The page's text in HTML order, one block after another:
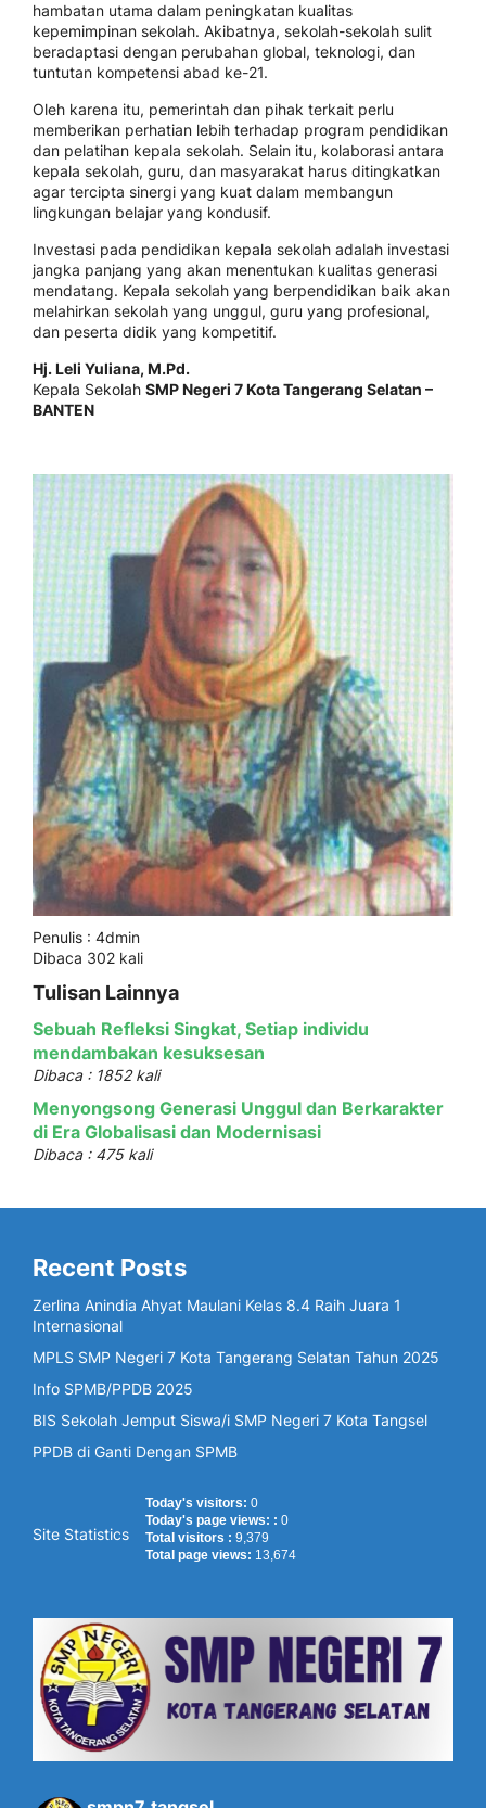
hambatan utama dalam peningkatan kualitas
kepemimpinan sekolah. Akibatnya, sekolah-sekolah sulit
beradaptasi dengan perubahan global, teknologi, dan
tuntutan kompetensi abad ke-21.
Oleh karena itu, pemerintah dan pihak terkait perlu
memberikan perhatian lebih terhadap program pendidikan
dan pelatihan kepala sekolah. Selain itu, kolaborasi antara
kepala sekolah, guru, dan masyarakat harus ditingkatkan
agar tercipta sinergi yang kuat dalam membangun
lingkungan belajar yang kondusif.
Investasi pada pendidikan kepala sekolah adalah investasi
jangka panjang yang akan menentukan kualitas generasi
mendatang. Kepala sekolah yang berpendidikan baik akan
melahirkan sekolah yang unggul, guru yang profesional,
dan peserta didik yang kompetitif.
Hj. Leli Yuliana, M.Pd.
Kepala Sekolah SMP Negeri 7 Kota Tangerang Selatan –
BANTEN
Penulis : 4dmin
Dibaca 302 kali
Tulisan Lainnya
Sebuah Refleksi Singkat, Setiap individu
mendambakan kesuksesan
Dibaca : 1852 kali
Menyongsong Generasi Unggul dan Berkarakter
di Era Globalisasi dan Modernisasi
Dibaca : 475 kali
Recent Posts
Zerlina Anindia Ahyat Maulani Kelas 8.4 Raih Juara 1
Internasional
MPLS SMP Negeri 7 Kota Tangerang Selatan Tahun 2025
Info SPMB/PPDB 2025
BIS Sekolah Jemput Siswa/i SMP Negeri 7 Kota Tangsel
PPDB di Ganti Dengan SPMB
Site Statistics
Today's visitors: 0
Today's page views: : 0
Total visitors : 9,379
Total page views: 13,674